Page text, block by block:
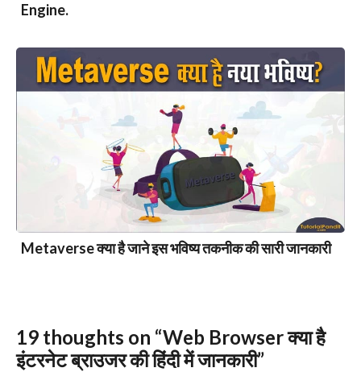
Engine.
Metaverse क्या है जाने इस भविष्य तकनीक की सारी जानकारी
19 thoughts on “Web Browser क्या है
इंटरनेट ब्राउजर की हिंदी में जानकारी”